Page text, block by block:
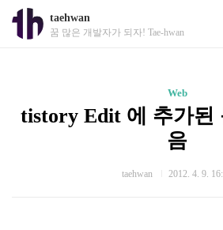
taehwan
꿈 많은 개발자가 되자! Tae-hwan
Web
tistory Edit 에 추가된
음
taehwan 2012. 4. 9.